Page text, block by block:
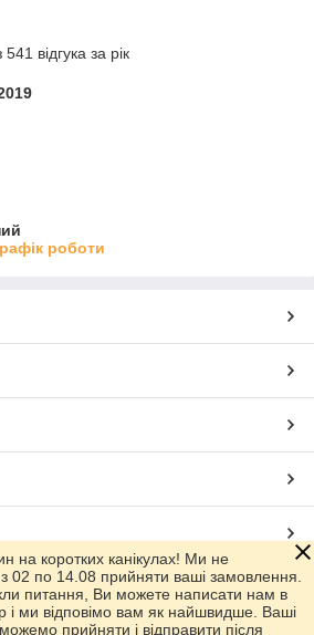
відгука за рік
роботи
Prom.ua
на коротких канікулах! Ми не
02 по 14.08 прийняти ваші замовлення.
питання, Ви можете написати нам в
і ми відповімо вам як найшвидше. Ваші
прийняти і відправити після